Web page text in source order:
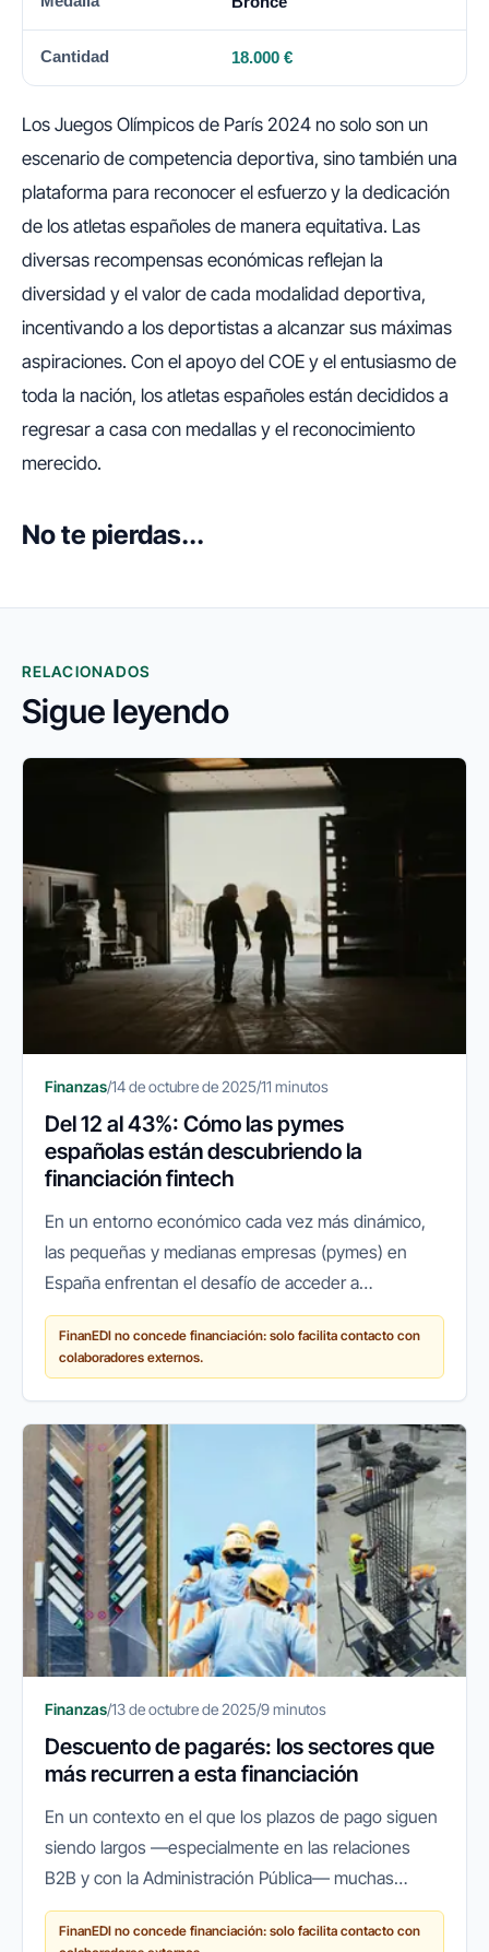
18.000 €
Los Juegos Olímpicos de París 2024 no solo son un
escenario de competencia deportiva, sino también una
plataforma para reconocer el esfuerzo y la dedicación
de los atletas españoles de manera equitativa. Las
diversas recompensas económicas reflejan la
diversidad y el valor de cada modalidad deportiva,
incentivando a los deportistas a alcanzar sus máximas
aspiraciones. Con el apoyo del COE y el entusiasmo de
toda la nación, los atletas españoles están decididos a
regresar a casa con medallas y el reconocimiento
merecido.
No te pierdas...
RELACIONADOS
Sigue leyendo
Finanzas/14 de octubre de 2025/11 minutos
Del 12 al 43%: Cómo las pymes
españolas están descubriendo la
financiación fintech
En un entorno económico cada vez más dinámico,
las pequeñas y medianas empresas (pymes) en
España enfrentan el desafío de acceder a
financiación ágil y flexible para crecer, innovar o
simplemente mantener sus...
FinanEDI no concede financiación: solo facilita contacto con
colaboradores externos.
Finanzas/13 de octubre de 2025/9 minutos
Descuento de pagarés: los sectores que
más recurren a esta financiación
En un contexto en el que los plazos de pago siguen
siendo largos —especialmente en las relaciones
B2B y con la Administración Pública— muchas
empresas españolas recurren a herramientas que
les permitan mantener su...
FinanEDI no concede financiación: solo facilita contacto con